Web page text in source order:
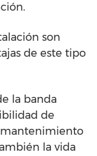
son
de este tipo
la banda
de
mantenimiento
la vida